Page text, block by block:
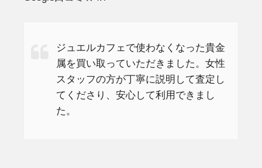
ジュエルカフェで使わなくなった貴金
属を買い取っていただきました。女性
スタッフの方が丁寧に説明して査定し
てくださり、安心して利用できまし
た。